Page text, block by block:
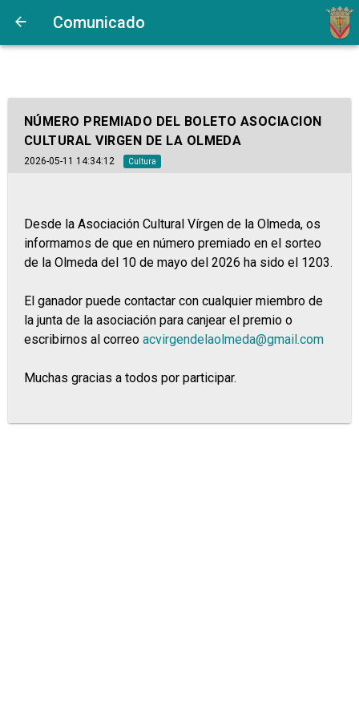
Comunicado
NÚMERO PREMIADO DEL BOLETO ASOCIACION
CULTURAL VIRGEN DE LA OLMEDA
2026-05-11 14:34:12 Cultura
Desde la Asociación Cultural Vírgen de la Olmeda, os
informamos de que en número premiado en el sorteo
de la Olmeda del 10 de mayo del 2026 ha sido el 1203.
El ganador puede contactar con cualquier miembro de
la junta de la asociación para canjear el premio o
escribirnos al correo acvirgendelaolmeda@gmail.com
Muchas gracias a todos por participar.